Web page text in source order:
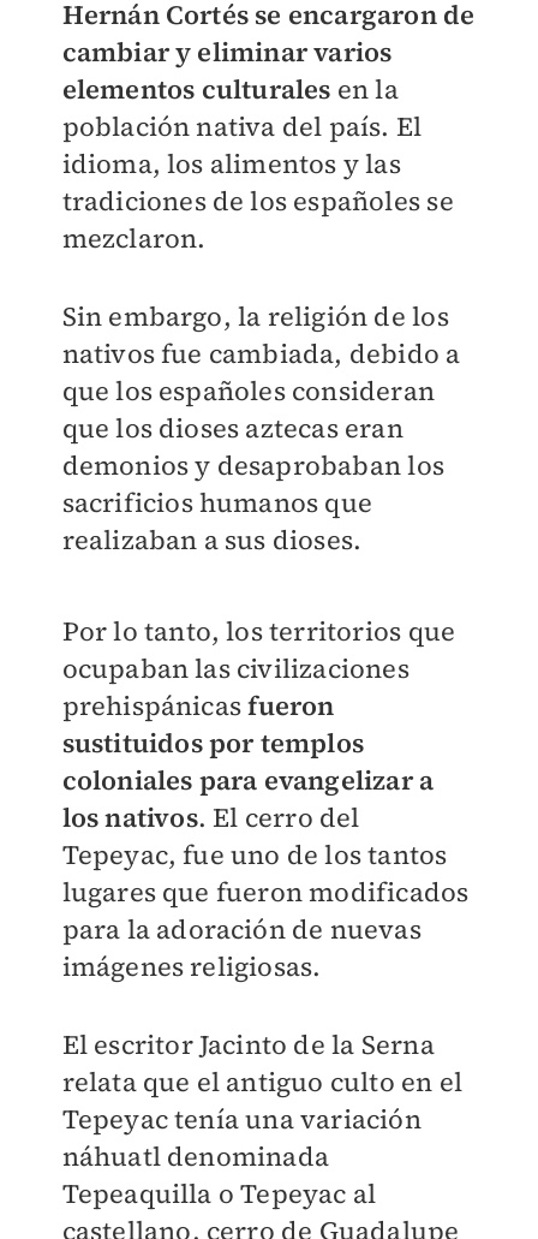
Hernán Cortés se encargaron de
cambiar y eliminar varios
elementos culturales en la
población nativa del país. El
idioma, los alimentos y las
tradiciones de los españoles se
mezclaron.
Sin embargo, la religión de los
nativos fue cambiada, debido a
que los españoles consideran
que los dioses aztecas eran
demonios y desaprobaban los
sacrificios humanos que
realizaban a sus dioses.
Por lo tanto, los territorios que
ocupaban las civilizaciones
prehispánicasfueron
sustituidos por templos
coloniales para evangelizar a
los nativos. El cerro del
Tepeyac, fue uno de los tantos
lugares que fueron modificados
para la adoración de nuevas
imágenes religiosas.
El escritor Jacinto de la Serna
relata que el antiguo culto en el
Tepeyac tenía una variación
náhuatl denominada
Tepeaquilla o Tepeyac al
castellano, cerro de Guadalupe